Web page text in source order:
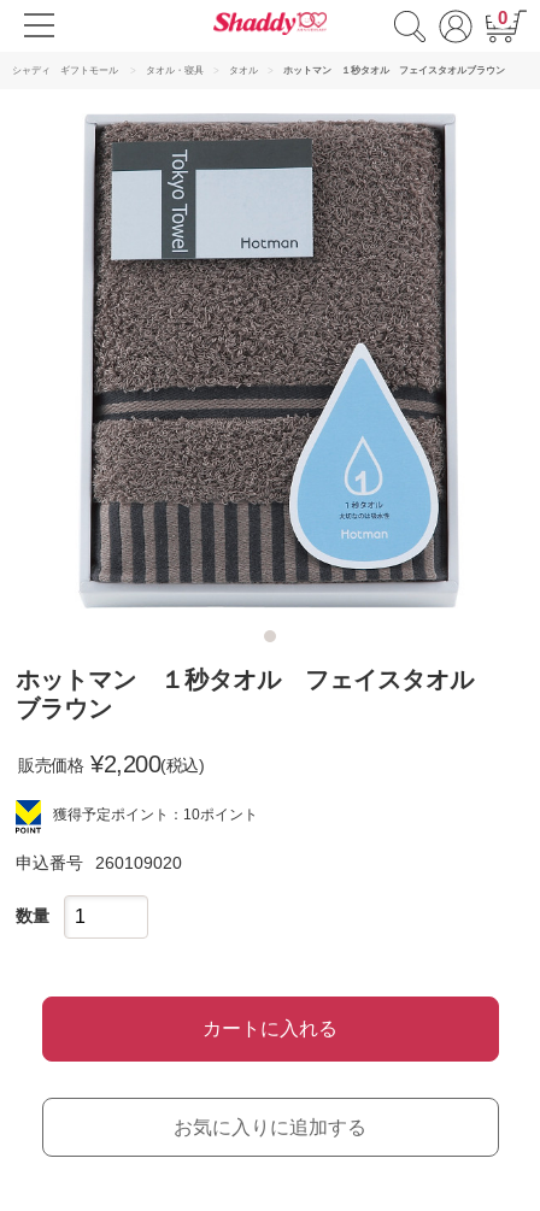
0
シャディ ギフトモール タオル・寝具 タオル ホットマン １秒タオル フェイスタオルブラウン
ホットマン １秒タオル フェイスタオル
ブラウン
販売価格 ¥2,200(税込)
獲得予定ポイント：10ポイント
申込番号 260109020
数量
カートに入れる
お気に入りに追加する